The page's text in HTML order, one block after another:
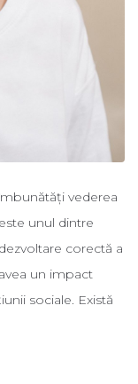
vederea
unul dintre
corectă a
un impact
sociale. Există